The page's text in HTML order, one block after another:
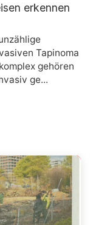
erkennen
Tapinoma
gehören
ge...